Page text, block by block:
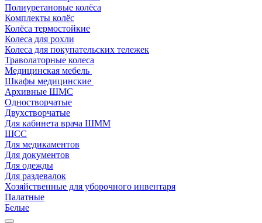
Полиуретановые колёса
Комплекты колёс
Колёса термостойкие
Колеса для рохли
Колеса для покупательских тележек
Траволаторные колеса
Медицинская мебель
Шкафы медицинские
Архивные ШМС
Одностворчатые
Двухстворчатые
Для кабинета врача ШММ
ШСС
Для медикаментов
Для документов
Для одежды
Для раздевалок
Хозяйственные для уборочного инвентаря
Палатные
Белые